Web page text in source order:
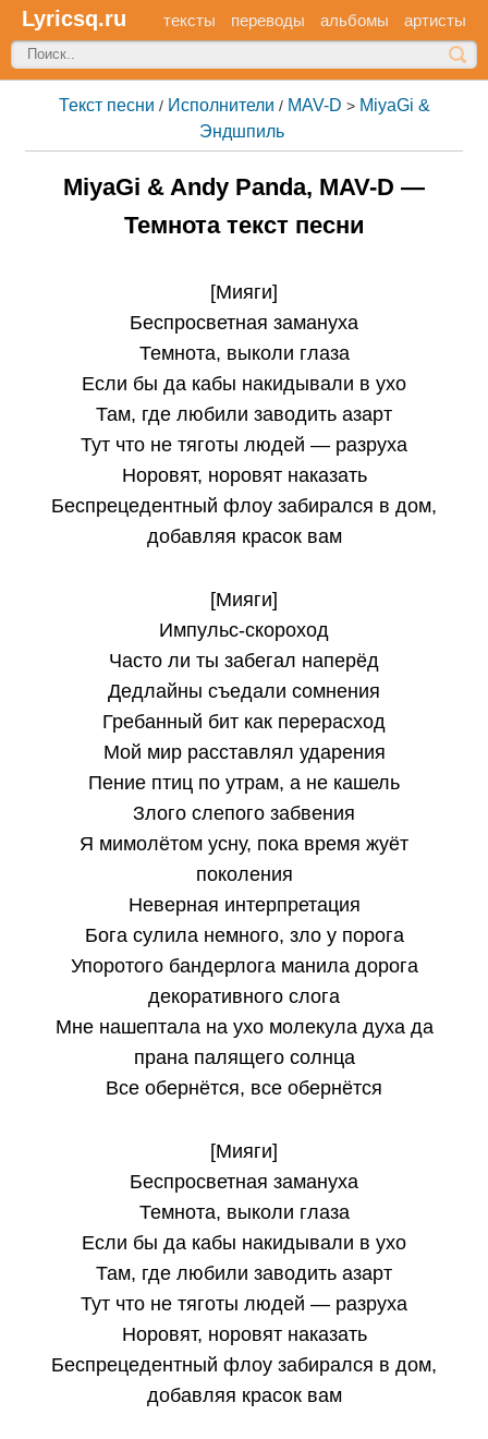
Lyricsq.ru тексты переводы альбомы артисты
Текст песни / Исполнители / MAV-D > MiyaGi &
Эндшпиль
MiyaGi & Andy Panda, MAV-D —
Темнота текст песни
[Мияги]
Беспросветная замануха
Темнота, выколи глаза
Если бы да кабы накидывали в ухо
Там, где любили заводить азарт
Тут что не тяготы людей — разруха
Норовят, норовят наказать
Беспрецедентный флоу забирался в дом,
добавляя красок вам
[Мияги]
Импульс-скороход
Часто ли ты забегал наперёд
Дедлайны съедали сомнения
Гребанный бит как перерасход
Мой мир расставлял ударения
Пение птиц по утрам, а не кашель
Злого слепого забвения
Я мимолётом усну, пока время жуёт
поколения
Неверная интерпретация
Бога сулила немного, зло у порога
Упоротого бандерлога манила дорога
декоративного слога
Мне нашептала на ухо молекула духа да
прана палящего солнца
Все обернётся, все обернётся
[Мияги]
Беспросветная замануха
Темнота, выколи глаза
Если бы да кабы накидывали в ухо
Там, где любили заводить азарт
Тут что не тяготы людей — разруха
Норовят, норовят наказать
Беспрецедентный флоу забирался в дом,
добавляя красок вам